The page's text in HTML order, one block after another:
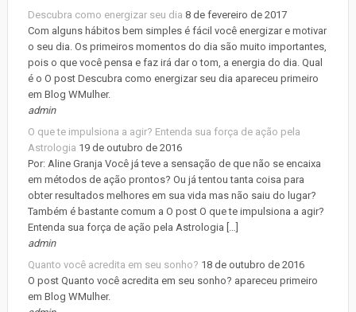
Descubra como energizar seu dia 8 de fevereiro de 2017
Com alguns hábitos bem simples é fácil você energizar e motivar
o seu dia. Os primeiros momentos do dia são muito importantes,
pois o que você pensa e faz irá dar o tom, a energia do dia. Qual
é o O post Descubra como energizar seu dia apareceu primeiro
em Blog WMulher.
admin
O que te impulsiona a agir? Entenda sua força de ação pela
Astrologia 19 de outubro de 2016
Por: Aline Granja Você já teve a sensação de que não se encaixa
em métodos de ação prontos? Ou já tentou tanta coisa para
obter resultados melhores em sua vida mas não saiu do lugar?
Também é bastante comum a O post O que te impulsiona a agir?
Entenda sua força de ação pela Astrologia […]
admin
Quanto você acredita em seu sonho? 18 de outubro de 2016
O post Quanto você acredita em seu sonho? apareceu primeiro
em Blog WMulher.